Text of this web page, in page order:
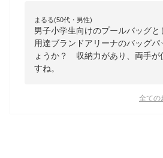
まるる(50代・男性)
男子小学生向けのプールバッグと
用達ブランドアリーナのバッグパ
ょうか？ 収納力があり、両手が
すね。
全ての